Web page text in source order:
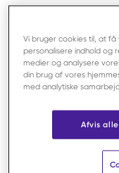
Vi bruger cookies til, at
personalisere indhold og
medier og analysere
din brug af vores
med analytiske
Afvis alle